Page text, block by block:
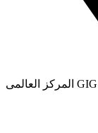
217طريق الحرية (ش أبو قير) الإبراهيمية GIG المركز العالمى